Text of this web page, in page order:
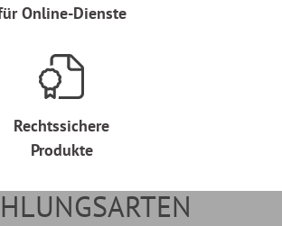
Online-Dienste
Rechtssichere
Produkte